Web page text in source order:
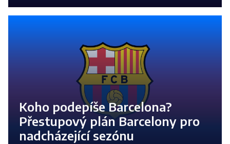
Koho podepíše Barcelona?
Přestupový plán Barcelony pro
nadcházející sezónu